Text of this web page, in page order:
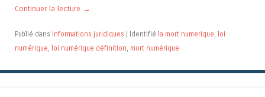
Continuer la lecture →
Publié dans Informations juridiques | Identifié la mort numerique, loi
numérique, loi numérique définition, mort numérique